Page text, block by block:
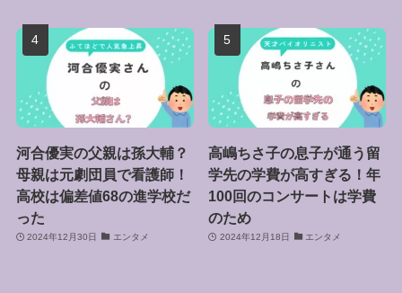
河合優実の父親は孫大輔？
母親は元劇団員で看護師！
高校は偏差値68の進学校だ
った
2024年12月30日 エンタメ
高嶋ちさ子の息子が通う留
学先の学費が高すぎる！年
100回のコンサートは学費
のため
2024年12月18日 エンタメ